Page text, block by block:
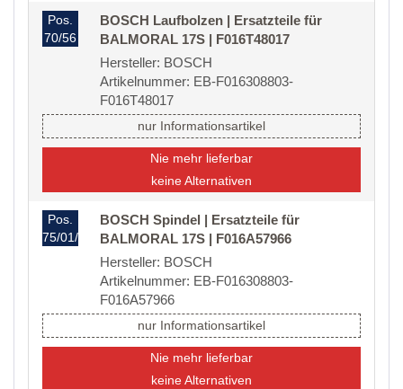
Pos.
70/56
BOSCH Laufbolzen | Ersatzteile für
BALMORAL 17S | F016T48017
Hersteller: BOSCH
Artikelnummer: EB-F016308803-
F016T48017
nur Informationsartikel
Nie mehr lieferbar
keine Alternativen
Pos.
75/01/40/02
BOSCH Spindel | Ersatzteile für
BALMORAL 17S | F016A57966
Hersteller: BOSCH
Artikelnummer: EB-F016308803-
F016A57966
nur Informationsartikel
Nie mehr lieferbar
keine Alternativen